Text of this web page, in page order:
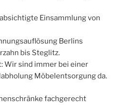
Einsammlung von
Berlins
bis Steglitz.
Wir sind immer bei einer
Möbelentsorgung da.
fachgerecht